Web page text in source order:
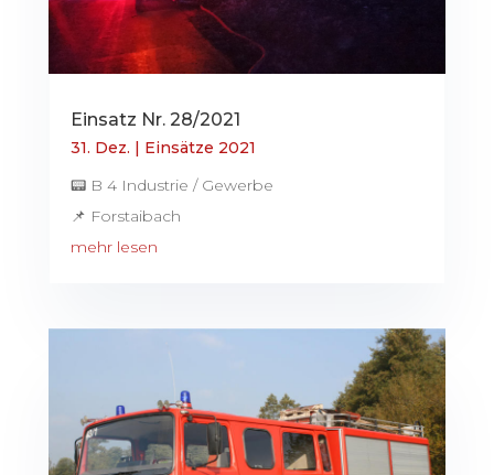
Einsatz Nr. 28/2021
31. Dez.
Einsätze 2021
📟 B 4 Industrie / Gewerbe
📌 Forstaibach
mehr lesen